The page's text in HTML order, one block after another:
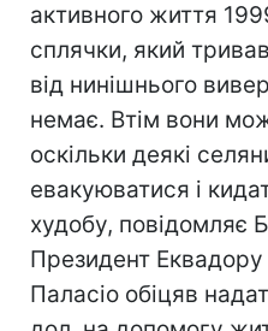
активного життя
сплячки, який
від нинішнього
немає. Втім вони
оскільки деякі
евакуюватися і
худобу, повідомляє
Президент
Паласіо обіцяв